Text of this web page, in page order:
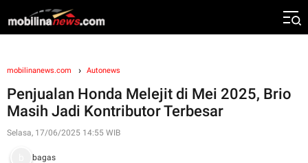
mobilinanews.com Autonews
Penjualan Honda Melejit di Mei 2025, Brio
Masih Jadi Kontributor Terbesar
Selasa, 17/06/2025 14:55 WIB
bagas